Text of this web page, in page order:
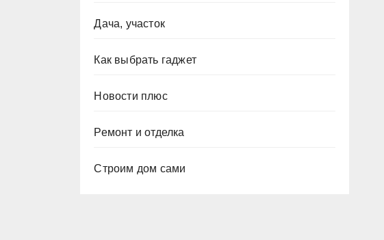
Дача, участок
Как выбрать гаджет
Новости плюс
Ремонт и отделка
Строим дом сами